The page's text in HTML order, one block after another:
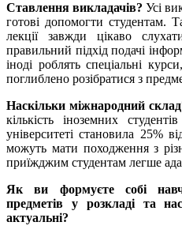
Ставлення викладачів?Усі
готові допомогти студентам.
лекції завжди цікаво
правильний підхід подачі
іноді роблять спеціальні
поглиблено розібратися з
Наскільки міжнародний
кількість іноземних
університеті становила 25%
можуть мати походження з
приїжджим студентам легше
Як ви формуєте собі
предметів у розкладі та
актуальні?